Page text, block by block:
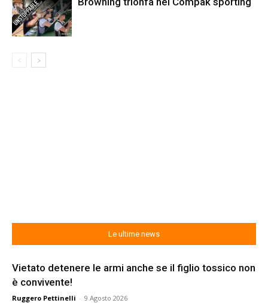
Le ultime news
Vietato detenere le armi anche se il figlio tossico non
è convivente!
Ruggero Pettinelli - 9 Agosto 2026